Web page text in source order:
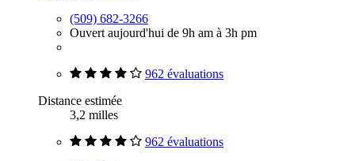
(509) 682-3266
Ouvert aujourd'hui de 9h am à 3h pm
962 évaluations
Distance estimée
3,2 milles
962 évaluations